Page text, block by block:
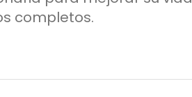
completos.